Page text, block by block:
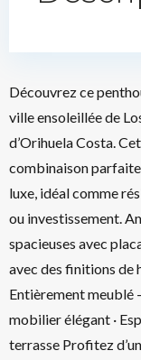
Découvrez ce
ville ensoleillée de
d’Orihuela Costa.
combinaison
luxe, idéal comme
ou investissement.
spacieuses avec
avec des finitions de
Entièrement meublé
mobilier élégant ·
terrasse Profitez